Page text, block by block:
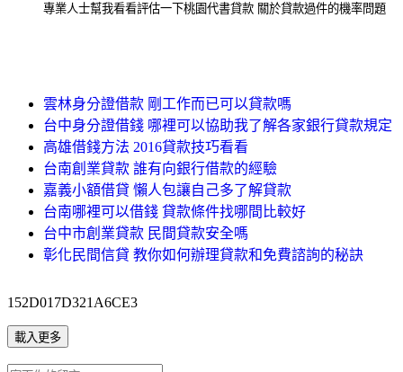
專業人士幫我看看評估一下桃園代書貸款 關於貸款過件的機率問題
雲林身分證借款 剛工作而已可以貸款嗎
台中身分證借錢 哪裡可以協助我了解各家銀行貸款規定
高雄借錢方法 2016貸款技巧看看
台南創業貸款 誰有向銀行借款的經驗
嘉義小額借貸 懶人包讓自己多了解貸款
台南哪裡可以借錢 貸款條件找哪間比較好
台中市創業貸款 民間貸款安全嗎
彰化民間信貸 教你如何辦理貸款和免費諮詢的秘訣
152D017D321A6CE3
載入更多